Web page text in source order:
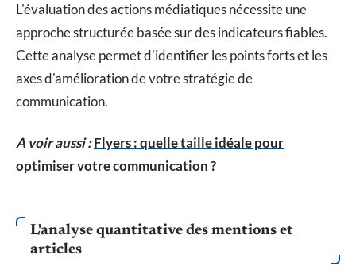
L'évaluation des actions médiatiques nécessite une
approche structurée basée sur des indicateurs fiables.
Cette analyse permet d'identifier les points forts et les
axes d'amélioration de votre stratégie de
communication.
A voir aussi :Flyers : quelle taille idéale pour
optimiser votre communication ?
L'analyse quantitative des mentions et
articles